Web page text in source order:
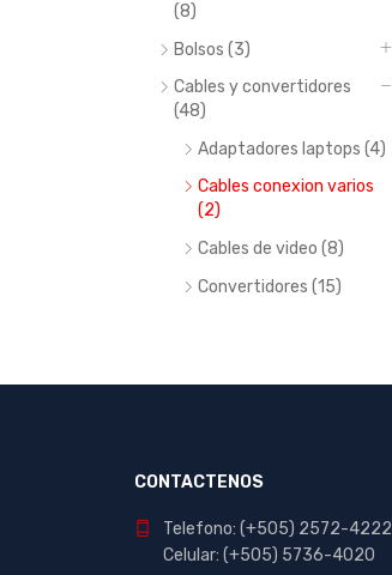
(8)
Bolsos (3)
Cables y convertidores
(48)
Adaptadores laptops (4)
Cables conexion varios
(2)
Cables de video (8)
Convertidores (15)
Lectores de tarjetas (3)
CONTACTENOS
Telefono: (+505) 2572-4222
Celular: (+505) 5736-4020